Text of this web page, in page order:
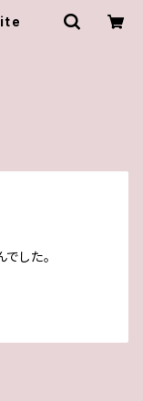
した。